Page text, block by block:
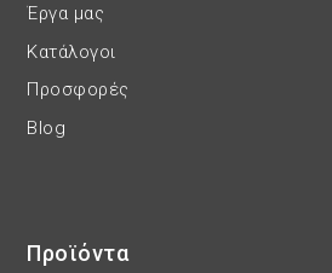
Έργα μας
Κατάλογοι
Προσφορές
Blog
Προϊόντα